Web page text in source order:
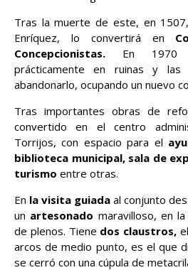
Tras la muerte de este, en
Enríquez, lo convertirá en
Concepcionistas. En 1970
prácticamente en ruinas y las
abandonarlo, ocupando un nuevo
Tras importantes obras de
convertido en el centro
Torrijos, con espacio para el
biblioteca municipal, sala de
turismo entre otras.
En la visita guiada al conjunto
un artesonado maravilloso, en
de plenos. Tiene dos claustros,
arcos de medio punto, es el que
se cerró con una cúpula de